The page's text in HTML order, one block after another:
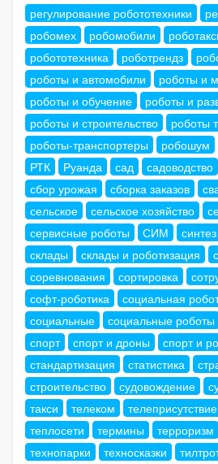
регулирование робототехники
робомех
робомобили
робототехника
роботрендз
роботы и автомобили
роботы и
роботы и обучение
роботы и
роботы и строительство
роботы
роботы-транспортеры
робошум
РТК
Руанда сад садоводство
сбор урожая
сборка заказов
сельское
сельское хозяйство
сервисные роботы
СИМ
склады
склады и роботизация
соревнования
сортировка
софт-роботика
социальная
социальные
социальные роботы
спорт
спорт и дроны спорт и
стандартизация
статистика
строительство
судовождение
такси
телеком телеприсутствие
теплосети
термины терроризм
технопарки
техносказки